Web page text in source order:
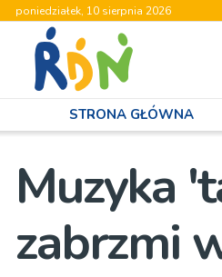
poniedziałek, 10 sierpnia 2026
STRONA GŁÓWNA
Muzyka
zabrzmi